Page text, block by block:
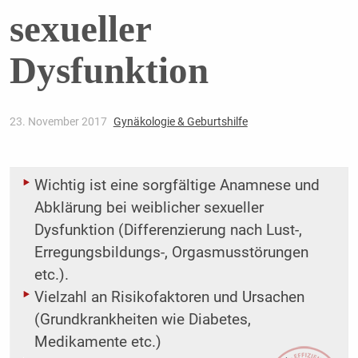
sexueller
Dysfunktion
23. November 2017 Gynäkologie & Geburtshilfe
Wichtig ist eine sorgfältige Anamnese und
Abklärung bei weiblicher sexueller
Dysfunktion (Differenzierung nach Lust-,
Erregungsbildungs-, Orgasmusstörungen
etc.).
Vielzahl an Risikofaktoren und Ursachen
(Grundkrankheiten wie Diabetes,
Medikamente etc.)